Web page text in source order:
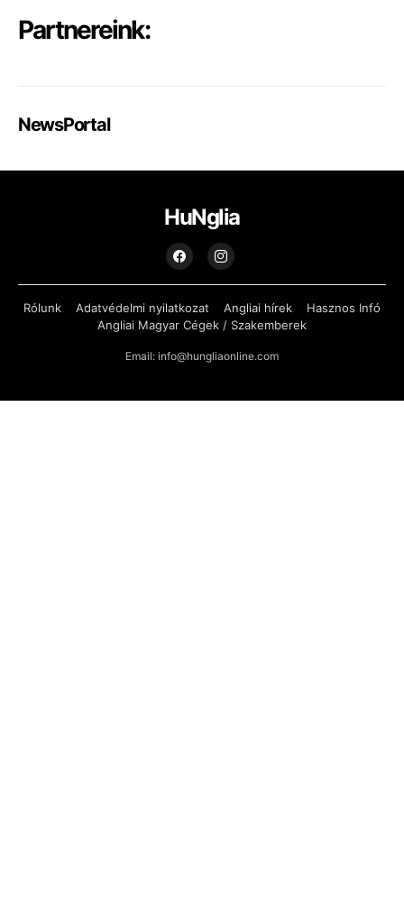
Partnereink:
NewsPortal
HuNglia
Rólunk Adatvédelmi nyilatkozat Angliai hírek
Hasznos Infó
Angliai Magyar Cégek / Szakemberek
Email: info@hungliaonline.com